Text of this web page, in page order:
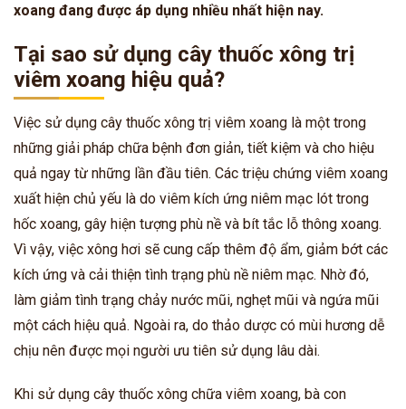
xoang đang được áp dụng nhiều nhất hiện nay.
Tại sao sử dụng cây thuốc xông trị
viêm xoang hiệu quả?
Việc sử dụng cây thuốc xông trị viêm xoang là một trong
những giải pháp chữa bệnh đơn giản, tiết kiệm và cho hiệu
quả ngay từ những lần đầu tiên. Các triệu chứng viêm xoang
xuất hiện chủ yếu là do viêm kích ứng niêm mạc lót trong
hốc xoang, gây hiện tượng phù nề và bít tắc lỗ thông xoang.
Vì vậy, việc xông hơi sẽ cung cấp thêm độ ẩm, giảm bớt các
kích ứng và cải thiện tình trạng phù nề niêm mạc. Nhờ đó,
làm giảm tình trạng chảy nước mũi, nghẹt mũi và ngứa mũi
một cách hiệu quả. Ngoài ra, do thảo dược có mùi hương dễ
chịu nên được mọi người ưu tiên sử dụng lâu dài.
Khi sử dụng cây thuốc xông chữa viêm xoang, bà con